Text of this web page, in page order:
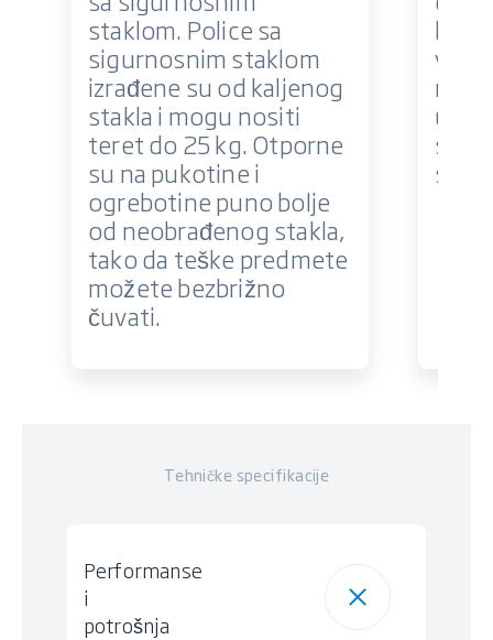
staklom. Police sa
sigurnosnim staklom
izrađene su od kaljenog
stakla i mogu nositi
teret do 25 kg. Otporne
su na pukotine i
ogrebotine puno bolje
od neobrađenog stakla,
tako da teške predmete
možete bezbrižno
čuvati.
u
Tehničke specifikacije
Performanse
i
potrošnja